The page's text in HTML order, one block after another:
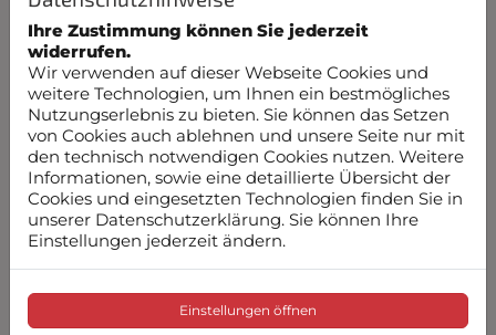
6 Verwendung von Cookies
7 Verwendung von Google Maps
8 Verwendung von Google Fonts
9 Eingebettete Videos, Bilder und Links zu
externen Internetseiten
10 Bekanntmachung von Veränderungen
Ihre Zustimmung können Sie jederzeit
widerrufen.
Wir verwenden auf dieser Webseite Cookies und
weitere Technologien, um Ihnen ein bestmögliches
Nutzungserlebnis zu bieten. Sie können das Setzen
von Cookies auch ablehnen und unsere Seite nur mit
den technisch notwendigen Cookies nutzen. Weitere
Informationen, sowie eine detaillierte Übersicht der
Cookies und eingesetzten Technologien finden Sie in
unserer Datenschutzerklärung. Sie können Ihre
Einstellungen jederzeit ändern.
Einstellungen öffnen